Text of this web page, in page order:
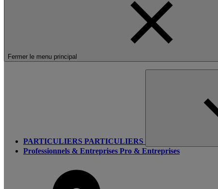
Fermer le menu principal
PARTICULIERS PARTICULIERS
Professionnels & Entreprises Pro & Entreprises